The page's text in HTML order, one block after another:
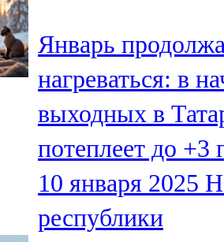
Чүпрәле
91,0 FM
Шәмәрдән
102,3 FM
Яңа чишмә
107,0 FM
Январь
нагреваться: в
выходных в
потеплеет до +3
10 января 2025
республики